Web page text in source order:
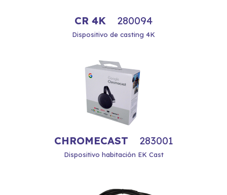
CR 4K 280094
Dispositivo de casting 4K
CHROMECAST 283001
Dispositivo habitación EK Cast